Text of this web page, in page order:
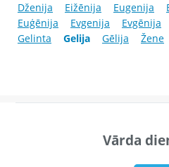
Dženija Eižēnija Eugenija
Euģēnija
Evgenija Evgēnija
Gelinta
Gelija Gēlija Žene
Vārda